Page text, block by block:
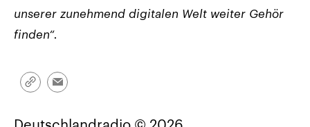
unserer zunehmend digitalen Welt weiter Gehör
finden“.
Link
Email